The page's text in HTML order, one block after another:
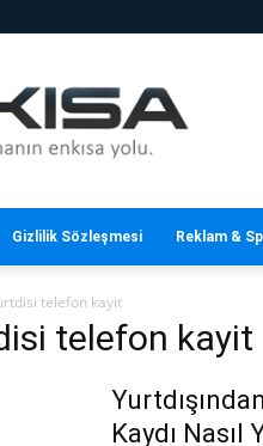
Kısa
Gizlilik Sözleşmesi Reklam &
telefon kayit
telefon kayit
Kaydı Nasıl